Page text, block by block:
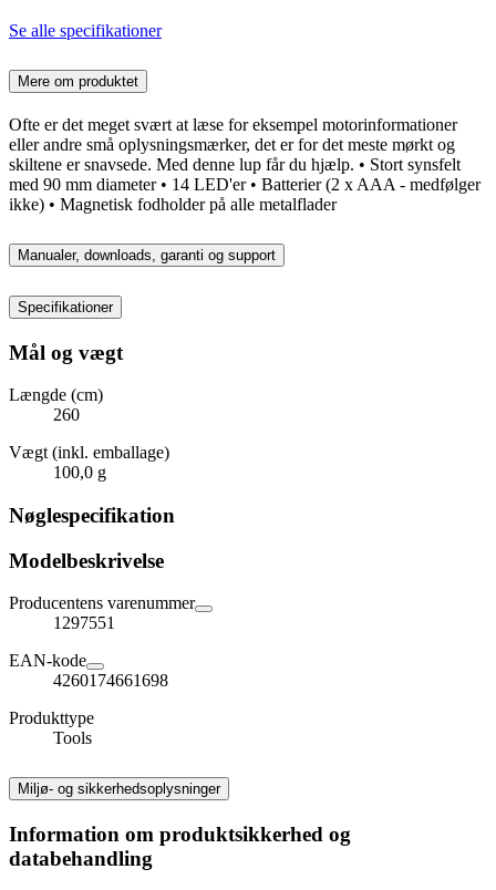
Se alle specifikationer
Mere om produktet
Ofte er det meget svært at læse for eksempel motorinformationer
eller andre små oplysningsmærker, det er for det meste mørkt og
skiltene er snavsede. Med denne lup får du hjælp. • Stort synsfelt
med 90 mm diameter • 14 LED'er • Batterier (2 x AAA - medfølger
ikke) • Magnetisk fodholder på alle metalflader
Manualer, downloads, garanti og support
Specifikationer
Mål og vægt
Længde (cm)
260
Vægt (inkl. emballage)
100,0 g
Nøglespecifikation
Modelbeskrivelse
Producentens varenummer
1297551
EAN-kode
4260174661698
Produkttype
Tools
Miljø- og sikkerhedsoplysninger
Information om produktsikkerhed og
databehandling